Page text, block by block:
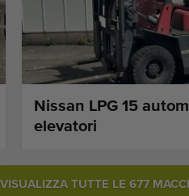
Nissan LPG 15
elevatori
VISUALIZZA TUTTE LE 677